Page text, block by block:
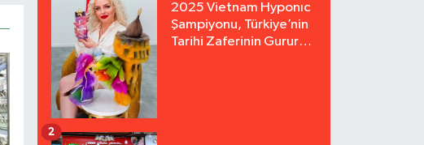
2025 Vietnam Hyponıc
Şampiyonu, Türkiye’nin
Tarihi Zaferinin Gururu
2